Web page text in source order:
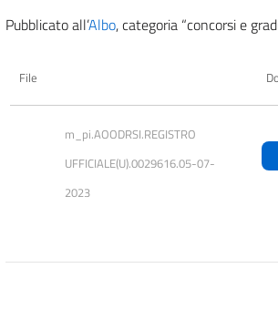
Pubblicato all’Albo, categoria “concorsi e
File
m_pi.AOODRSI.REGISTRO
UFFICIALE(U).0029616.05-07-
2023